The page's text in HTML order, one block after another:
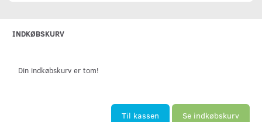
INDKØBSKURV
Din indkøbskurv er tom!
Til kassen Se indkøbskurv